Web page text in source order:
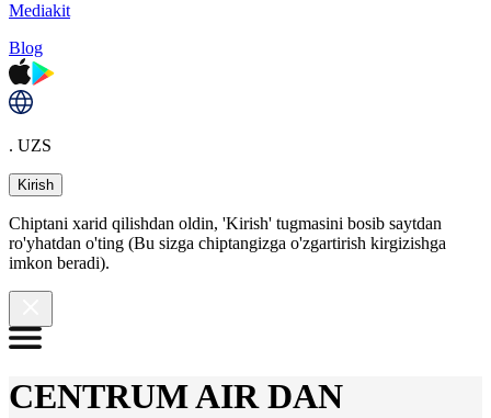
Mediakit
Blog
. UZS
Kirish
Chiptani xarid qilishdan oldin, 'Kirish' tugmasini bosib saytdan
ro'yhatdan o'ting (Bu sizga chiptangizga o'zgartirish kirgizishga
imkon beradi).
CENTRUM AIR DAN